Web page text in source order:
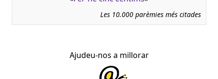
Les 10.000 parèmies més citades
Ajudeu-nos a millorar